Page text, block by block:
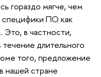
гораздо мягче, чем
специфики ПО как
Это, в частности,
течение длительного
того, предложение
нашей стране